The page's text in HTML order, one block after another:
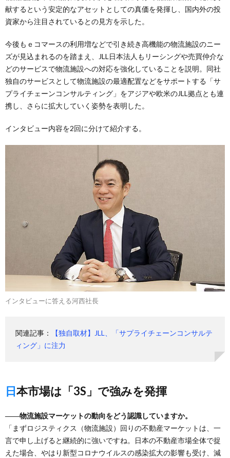
献するという安定的なアセットとしての真価を発揮し、国内外の投
資家から注目されているとの見方を示した。
今後もｅコマースの利用増などで引き続き高機能の物流施設のニー
ズが見込まれるのを踏まえ、JLL日本法人もリーシングや売買仲介な
どのサービスで物流施設への対応を強化していることを説明。同社
独自のサービスとして物流施設の最適配置などをサポートする「サ
プライチェーンコンサルティング」をアジアや欧米のJLL拠点とも連
携し、さらに拡大していく姿勢を表明した。
インタビュー内容を2回に分けて紹介する。
インタビューに答える河西社長
関連記事：
【独自取材】JLL、「サプライチェーンコンサルテ
ィング」に注力
日本市場は「3S」で強みを発揮
――物流施設マーケットの動向をどう認識していますか。
「まずロジスティクス（物流施設）回りの不動産マーケットは、一
言で申し上げると継続的に強いですね。日本の不動産市場全体で捉
えた場合、やはり新型コロナウイルスの感染拡大の影響も受け、減